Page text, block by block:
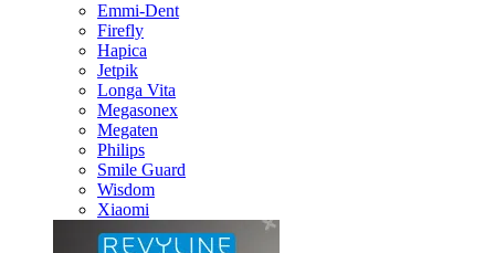
Emmi-Dent
Firefly
Hapica
Jetpik
Longa Vita
Megasonex
Megaten
Philips
Smile Guard
Wisdom
Xiaomi